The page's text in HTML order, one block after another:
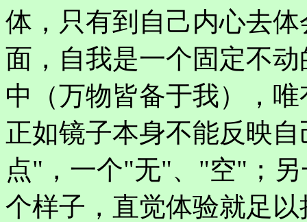
体，只有到自己内心去
面，自我是一个固定不
中（万物皆备于我），
正如镜子本身不能反映
点"，一个"无"、"空"；
个样子，直觉体验就足